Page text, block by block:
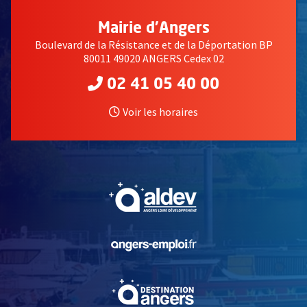
Mairie d'Angers
Boulevard de la Résistance et de la Déportation BP
80011 49020 ANGERS Cedex 02
02 41 05 40 00
Voir les horaires
, Ouvre une nouvelle